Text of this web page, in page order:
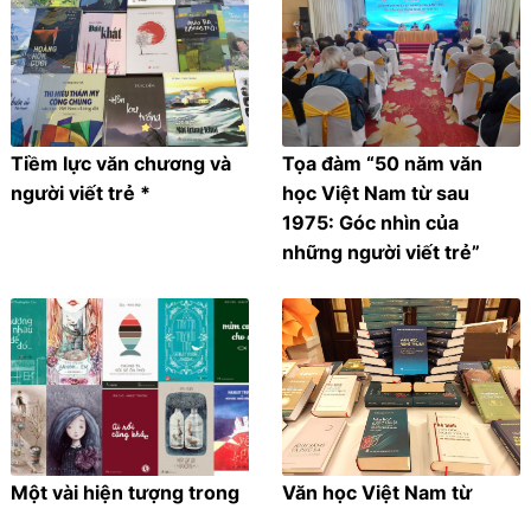
Tiềm lực văn chương và
người viết trẻ *
Tọa đàm “50 năm văn
học Việt Nam từ sau
1975: Góc nhìn của
những người viết trẻ”
Một vài hiện tượng trong
Văn học Việt Nam từ